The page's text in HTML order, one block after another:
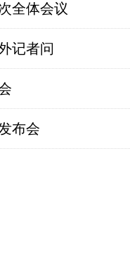
全体会议
记者问
布会